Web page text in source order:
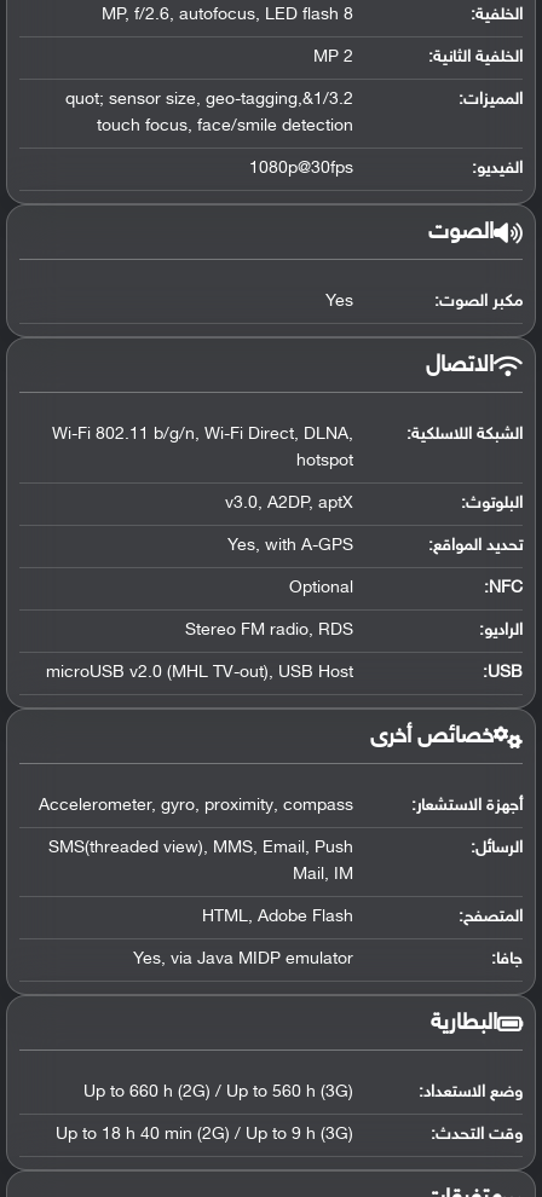
الخلفية: 8 MP, f/2.6, autofocus, LED flash
الخلفية الثانية: 2 MP
المميزات:
1/3.2&quot; sensor size, geo-tagging,
touch focus, face/smile detection
الفيديو: 1080p@30fps
الصوت
مكبر الصوت: Yes
الاتصال
الشبكة اللاسلكية:
Wi-Fi 802.11 b/g/n, Wi-Fi Direct, DLNA,
hotspot
البلوتوث:
v3.0, A2DP, aptX
تحديد المواقع:
Yes, with A-GPS
NFC
:
Optional
الراديو: Stereo FM radio, RDS
USB
:
microUSB v2.0 (MHL TV-out), USB Host
خصائص أخرى
أجهزة الاستشعار: Accelerometer, gyro, proximity, compass
الرسائل:
SMS(threaded view), MMS, Email, Push
Mail, IM
المتصفح: HTML, Adobe Flash
جافا: Yes, via Java MIDP emulator
البطارية
وضع الاستعداد: Up to 660 h (2G) / Up to 560 h (3G)
وقت التحدث: Up to 18 h 40 min (2G) / Up to 9 h (3G)